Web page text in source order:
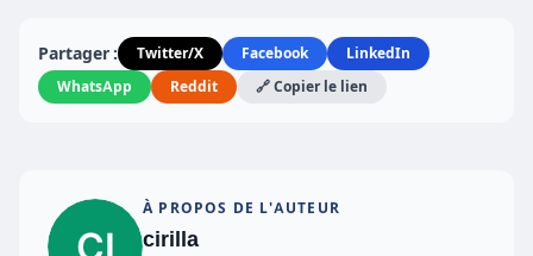
Partager : Twitter/X Facebook
LinkedIn
WhatsApp
Reddit 🔗 Copier le lien
À PROPOS DE L'AUTEUR
cirilla